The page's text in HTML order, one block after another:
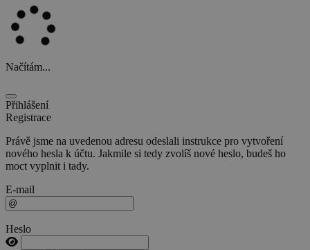
Načítám...
Přihlášení
Registrace
Právě jsme na uvedenou adresu odeslali instrukce pro vytvoření
nového hesla k účtu. Jakmile si tedy zvolíš nové heslo, budeš ho
moct vyplnit i tady.
E-mail
Heslo